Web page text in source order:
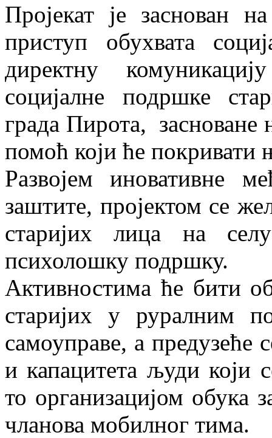
Пројекат је заснован
приступ обухвата
директну
социјалне подршке
града Пирота,
помоћ који ће покривати
Развојем иновативне
заштите, пројектом се
старијих лица на
психолошку подршку.
Активностима ће бити
старијих у руралним
самоуправе, а предузеће
и капацитета људи који
то организацијом обука
чланова мобилног тима.